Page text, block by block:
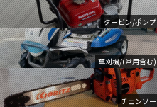
タービン/ポンプ
草刈機/(常用含む)
チェンソー